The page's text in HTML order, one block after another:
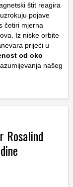
štit reagira
pojave
četiri mjerna
Iz niske orbite
prijeći u
od oko
našeg
Rosalind